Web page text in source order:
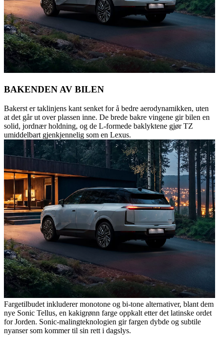
BAKENDEN AV BILEN
Bakerst er taklinjens kant senket for å bedre aerodynamikken, uten
at det går ut over plassen inne. De brede bakre vingene gir bilen en
solid, jordnær holdning, og de L-formede baklyktene gjør TZ
umiddelbart gjenkjennelig som en Lexus.
Fargetilbudet inkluderer monotone og bi-tone alternativer, blant dem
nye Sonic Tellus, en kakigrønn farge oppkalt etter det latinske ordet
for Jorden. Sonic-malingteknologien gir fargen dybde og subtile
nyanser som kommer til sin rett i dagslys.